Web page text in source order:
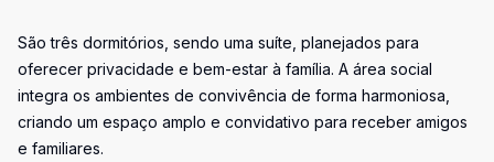
São três dormitórios, sendo uma suíte, planejados para
oferecer privacidade e bem-estar à família. A área social
integra os ambientes de convivência de forma harmoniosa,
criando um espaço amplo e convidativo para receber amigos
e familiares.